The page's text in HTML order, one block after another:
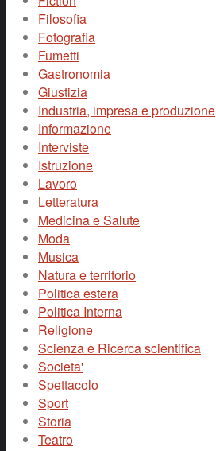
Filosofia
Fotografia
Fumetti
Gastronomia
Giustizia
Industria, impresa e produzione
Informazione
Interviste
Istruzione
Lavoro
Letteratura
Medicina e Salute
Moda
Musica
Natura e territorio
Politica estera
Politica Interna
Religione
Scienza e Ricerca scientifica
Societa'
Spettacolo
Sport
Storia
Teatro